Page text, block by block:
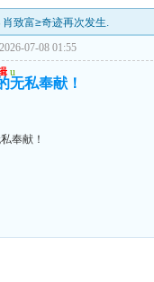
致富≥奇迹再次发生.
07-08 01:55
u
无私奉献！
奉献！